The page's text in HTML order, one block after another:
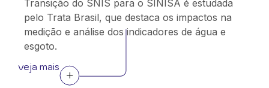
Transição do SNIS para o SINISA é estudada
pelo Trata Brasil, que destaca os impactos na
medição e análise dos indicadores de água e
esgoto.
veja mais